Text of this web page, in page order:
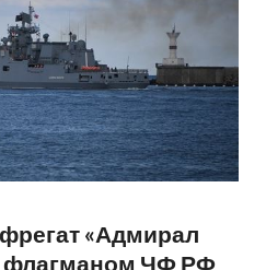
«Адмирал
флагманом ЧФ РФ